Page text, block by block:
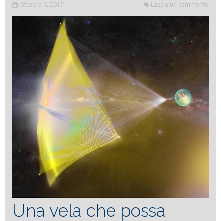
Ottobre 6, 2017 Lascia un commento
Una vela che possa